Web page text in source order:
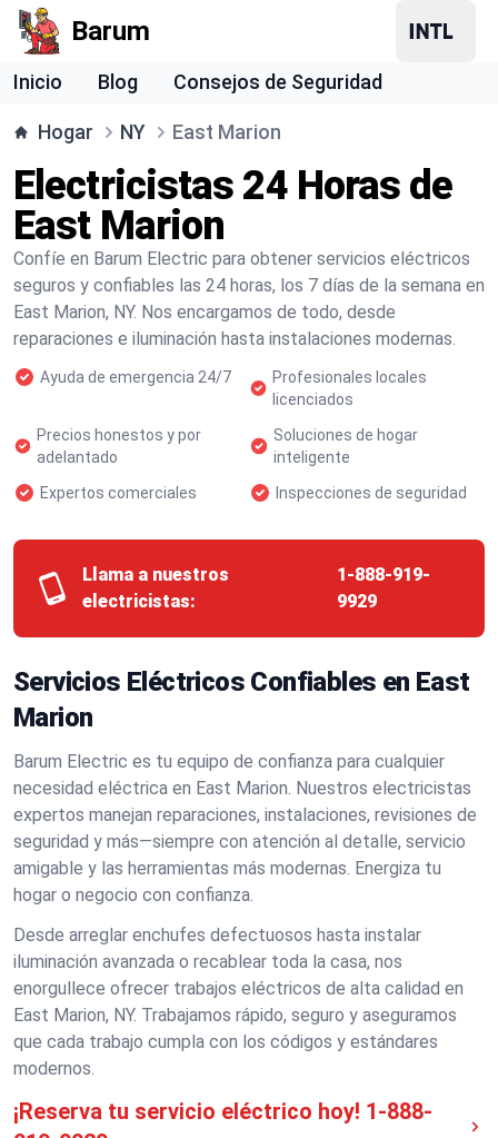
Barum
Inicio Blog Consejos de Seguridad
Hogar NY East Marion
Electricistas 24 Horas de
East Marion
Confíe en Barum Electric para obtener servicios eléctricos
seguros y confiables las 24 horas, los 7 días de la semana en
East Marion, NY. Nos encargamos de todo, desde
reparaciones e iluminación hasta instalaciones modernas.
Ayuda de emergencia 24/7
Profesionales locales
licenciados
Precios honestos y por
adelantado
Soluciones de hogar
inteligente
Expertos comerciales
Inspecciones de seguridad
Llama a nuestros
electricistas:
1-888-919-
9929
Servicios Eléctricos Confiables en East
Marion
Barum Electric es tu equipo de confianza para cualquier
necesidad eléctrica en East Marion. Nuestros electricistas
expertos manejan reparaciones, instalaciones, revisiones de
seguridad y más—siempre con atención al detalle, servicio
amigable y las herramientas más modernas. Energiza tu
hogar o negocio con confianza.
Desde arreglar enchufes defectuosos hasta instalar
iluminación avanzada o recablear toda la casa, nos
enorgullece ofrecer trabajos eléctricos de alta calidad en
East Marion, NY. Trabajamos rápido, seguro y aseguramos
que cada trabajo cumpla con los códigos y estándares
modernos.
¡Reserva tu servicio eléctrico hoy! 1-888-